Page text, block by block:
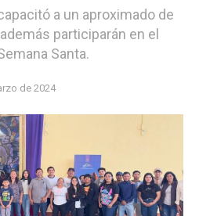
a un aproximado de
participarán en el
Santa.
de 2024